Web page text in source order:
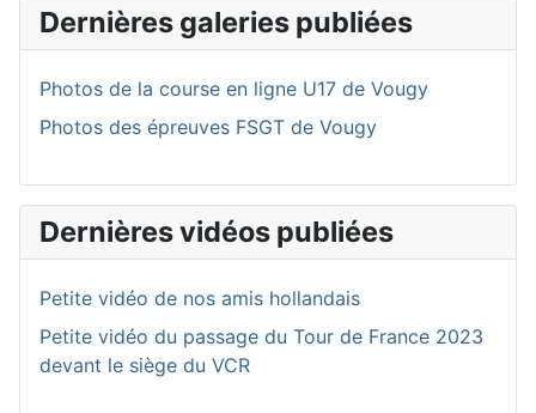
Dernières galeries publiées
Photos de la course en ligne U17 de Vougy
Photos des épreuves FSGT de Vougy
Dernières vidéos publiées
Petite vidéo de nos amis hollandais
Petite vidéo du passage du Tour de France 2023
devant le siège du VCR